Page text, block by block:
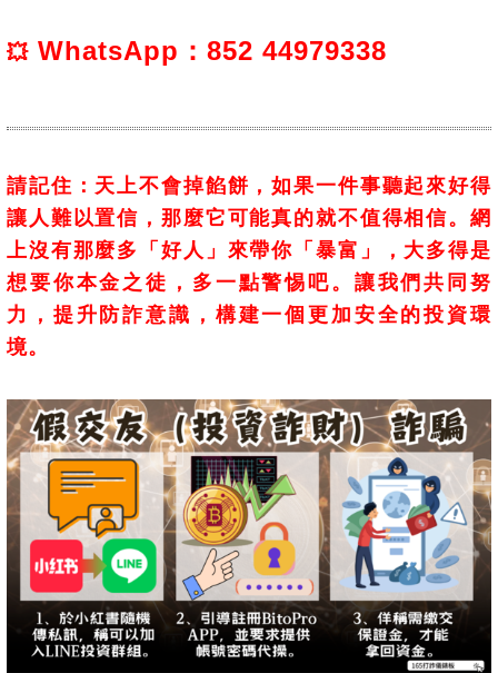
💥 WhatsApp：852 44979338
請記住：天上不會掉餡餅，如果一件事聽起來好得
讓人難以置信，那麼它可能真的就不值得相信。網
上沒有那麼多「好人」來帶你「暴富」，大多得是
想要你本金之徒，多一點警惕吧。讓我們共同努
力，提升防詐意識，構建一個更加安全的投資環
境。